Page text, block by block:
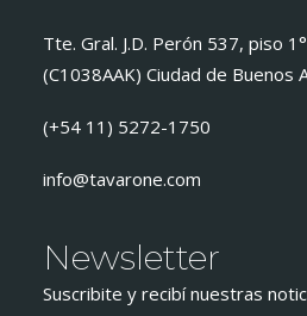
Tte. Gral. J.D. Perón 537, piso 1°
(C1038AAK) Ciudad de Buenos
(+54 11) 5272-1750
info@tavarone.com
Newsletter
Suscribite y recibí nuestras